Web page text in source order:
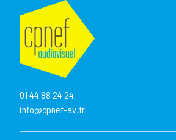
01 44 88 24 24
info@cpnef-av.fr